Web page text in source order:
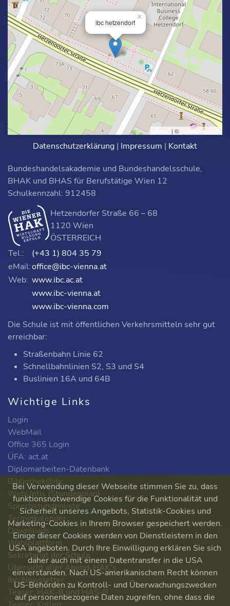
ibc hetzendorf
×
Leaflet | © OpenStreetMap
Datenschutzerklärung | Impressum | Kontakt
Bundeshandelsakademie und Bundeshandelsschule,
BHAK und BHAS für Berufstätige Wien 12
Schulkennzahl: 912458
Hetzendorfer Straße 66 – 68
1120 Wien
ÖSTERREICH
Tel.:
(+43 1) 804 35 79
eMail:office@ibc-vienna.at
Web: www.ibc.ac.at
www.ibc-vienna.at
www.ibc-vienna.com
Die Schule ist mit öffentlichen Verkehrsmitteln sehr gut
erreichbar:
Straßenbahn Linie 62
Schnellbahnlinien S2, S3 und S4
Buslinien 16A und 64B
Wichtige Links
Login
WebMail
Office 365 Login
ÜFA: act.at
Diplomarbeiten-Datenbank
Bibliothek@ibc
WebUntis (Stundenplan)
Sprechstundenliste
Terminkalender
Downloads
Wahlplattform
Sekretariat der Schule
Übersicht aller Abend-HAK's
ibc-Newsletter
Teaser: HAK-B und HAS-B
Bei Verwendung dieser Webseite stimmen Sie zu, dass
funktionsnotwendige Cookies für die Funktionalität und
Sicherheit unseres Angebots, Statistik-Cookies und
Marketing-Cookies in Ihrem Browser gespeichert werden.
Einige dieser Cookies werden von Dienstleistern in den
USA angeboten. Durch Ihre Einwilligung erklären Sie sich
daher auch mit einem Datentransfer in die USA
einverstanden. Nach US-amerikanischem Recht können
US-Behörden zu Kontroll- und Überwachungszwecken
auf personenbezogene Daten zugreifen, ohne dass die